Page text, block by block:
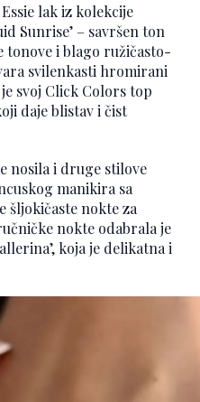
lak iz kolekcije
Sunrise’ – savršen ton
tonove i blago ružičasto-
svilenkasti hromirani
svoj Click Colors top
daje blistav i čist
nosila i druge stilove
manikira sa
šljokičaste nokte za
nokte odabrala je
koja je delikatna i